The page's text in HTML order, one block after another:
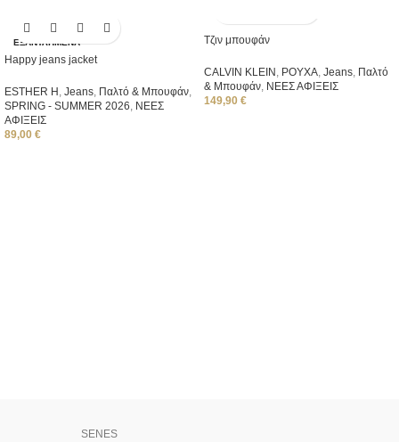
ΕΞΑΝΤΛΗΜΈΝΑ
Happy jeans jacket
ESTHER H , Jeans, Παλτό & Μπουφάν,
SPRING - SUMMER 2026, ΝΕΕΣ
ΑΦΙΞΕΙΣ
89,00 €
Τζιν μπουφάν
CALVIN KLEIN , ΡΟΥΧΑ, Jeans, Παλτό
& Μπουφάν, ΝΕΕΣ ΑΦΙΞΕΙΣ
149,90 €
SENES